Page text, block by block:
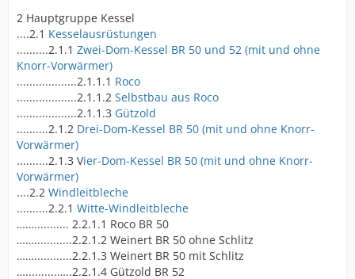
2 Hauptgruppe Kessel
....2.1 Kesselausrüstungen
..........2.1.1 Zwei-Dom-Kessel BR 50 und 52 (mit und ohne
Knorr-Vorwärmer)
...................2.1.1.1 Roco
...................2.1.1.2 Selbstbau aus Roco
...................2.1.1.3 Gützold
..........2.1.2 Drei-Dom-Kessel BR 50 (mit und ohne Knorr-
Vorwärmer)
..........2.1.3 Vier-Dom-Kessel BR 50 (mit und ohne Knorr-
Vorwärmer)
....2.2 Windleitbleche
..........2.2.1 Witte-Windleitbleche
……........... 2.2.1.1 Roco BR 50
……............2.2.1.2 Weinert BR 50 ohne Schlitz
……............2.2.1.3 Weinert BR 50 mit Schlitz
…..........…..2.2.1.4 Gützold BR 52